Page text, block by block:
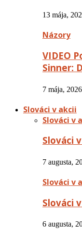
13 mája,
Názory
VIDEO
Sinner:
7 mája, 2026
Slováci v akcii
Slováci v
Slováci
7 augusta,
Slováci v
Slováci
6 augusta,